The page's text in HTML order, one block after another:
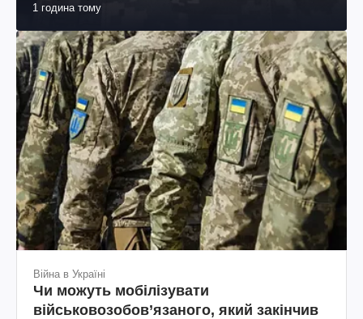
1 година тому
Війна в Україні
Чи можуть мобілізувати
військовозобов’язаного, який закінчив